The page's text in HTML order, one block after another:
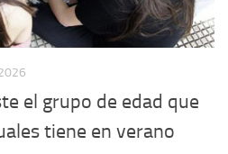
el grupo de edad que
tiene en verano